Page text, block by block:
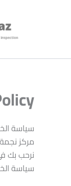
سياسة
مركز
نرحب بك
سياسة